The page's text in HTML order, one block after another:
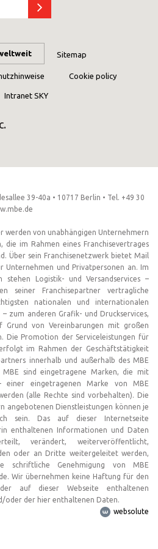
Sitemap
Cookie policy
Intranet SKY
39-40a • 10717 Berlin • Tel. +49 30
werden von unabhängigen Unternehmern
die im Rahmen eines Franchisevertrages
Über sein Franchisenetzwerk bietet Mail
Unternehmen und Privatpersonen an. Im
stehen Logistik- und Versandservices –
seiner Franchisepartner vertragliche
nationalen und internationalen
– zum anderen Grafik- und Druckservices,
von Vereinbarungen mit großen
Die Promotion der Serviceleistungen für
im Rahmen der Geschäftstätigkeit
innerhalb und außerhalb des MBE
sind eingetragene Marken, die mit
einer eingetragenen Marke von MBE
(alle Rechte sind vorbehalten). Die
angebotenen Dienstleistungen können je
sein. Das auf dieser Internetseite
enthaltenen Informationen und Daten
verändert, weiterveröffentlicht,
oder an Dritte weitergeleitet werden,
schriftliche Genehmigung von MBE
Wir übernehmen keine Haftung für den
auf dieser Webseite enthaltenen
der hier enthaltenen Daten.
websolute